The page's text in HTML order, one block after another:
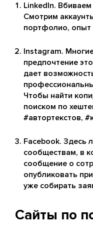
LinkedIn. Вбиваем
Смотрим
портфолио, опыт
Instagram.
предпочтение
дает
Чтобы найти
поиском по
#автортекстов,
Facebook. Здесь
сообществам, в
сообщение о
опубликовать
уже собирать
Сайты по